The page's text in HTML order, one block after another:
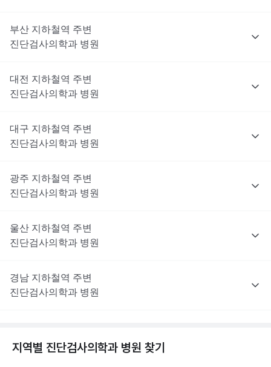
부산 지하철역 주변
진단검사의학과 병원
대전 지하철역 주변
진단검사의학과 병원
대구 지하철역 주변
진단검사의학과 병원
광주 지하철역 주변
진단검사의학과 병원
울산 지하철역 주변
진단검사의학과 병원
경남 지하철역 주변
진단검사의학과 병원
지역별 진단검사의학과 병원 찾기